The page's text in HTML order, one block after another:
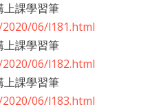
上課學習筆
06/l181.html
上課學習筆
06/l182.html
上課學習筆
06/l183.html